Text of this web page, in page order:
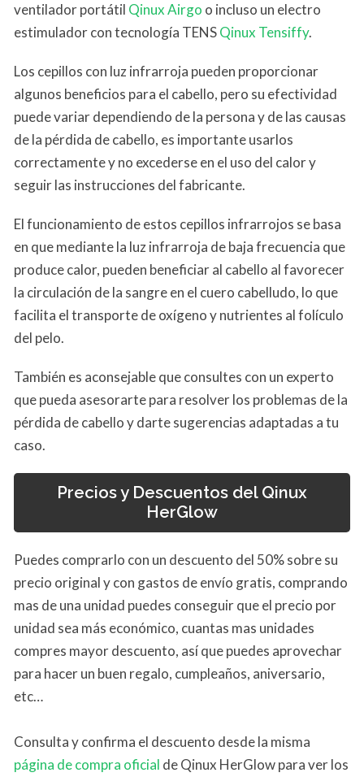
ventilador portátil Qinux Airgo o incluso un electro
estimulador con tecnología TENSQinux Tensiffy.
Los cepillos con luz infrarroja pueden proporcionar
algunos beneficios para el cabello, pero su efectividad
puede variar dependiendo de la persona y de las causas
de la pérdida de cabello, es importante usarlos
correctamente y no excederse en el uso del calor y
seguir las instrucciones del fabricante.
El funcionamiento de estos cepillos infrarrojos se basa
en que mediante la luz infrarroja de baja frecuencia que
produce calor, pueden beneficiar al cabello al favorecer
la circulación de la sangre en el cuero cabelludo, lo que
facilita el transporte de oxígeno y nutrientes al folículo
del pelo.
También es aconsejable que consultes con un experto
que pueda asesorarte para resolver los problemas de la
pérdida de cabello y darte sugerencias adaptadas a tu
caso.
Precios y Descuentos del Qinux
HerGlow
Puedes comprarlo con un descuento del 50% sobre su
precio original y con gastos de envío gratis, comprando
mas de una unidad puedes conseguir que el precio por
unidad sea más económico, cuantas mas unidades
compres mayor descuento, así que puedes aprovechar
para hacer un buen regalo, cumpleaños, aniversario,
etc…
Consulta y confirma el descuento desde la misma
página de compra oficial de Qinux HerGlow para ver los